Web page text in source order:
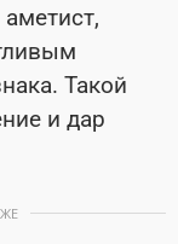
Такой
и дар